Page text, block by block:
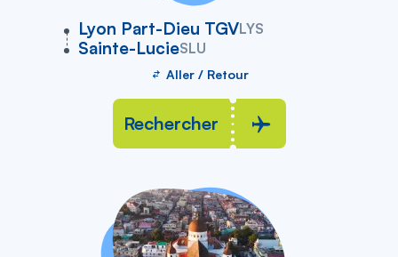
Lyon Part-Dieu TGVLYS
vers
Sainte-LucieSLU
Aller / Retour
Rechercher